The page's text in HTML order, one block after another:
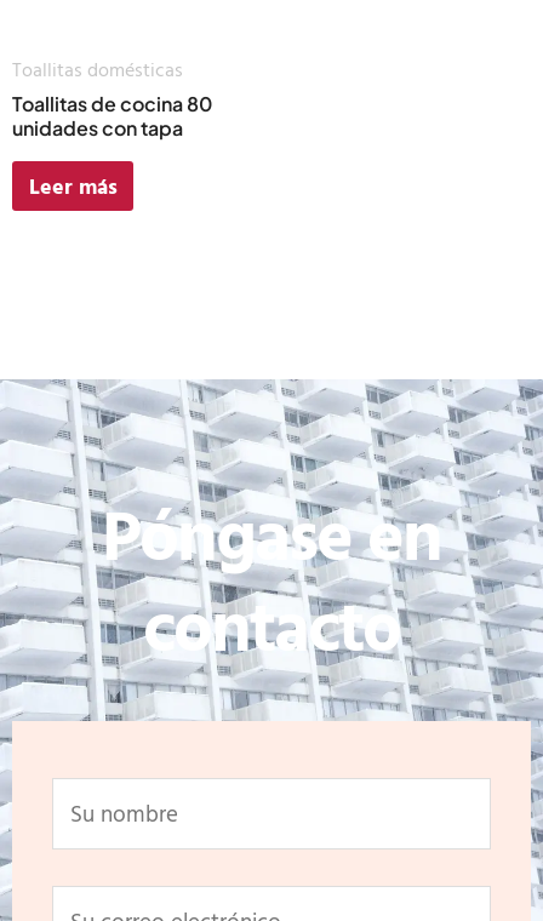
Toallitas domésticas
Toallitas de cocina 80
unidades con tapa
Leer más
Póngase en
contacto